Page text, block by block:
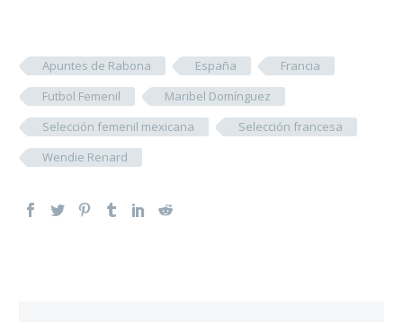
Apuntes de Rabona España
Francia
Futbol Femenil
Maribel Domínguez
Selección femenil mexicana
Selección francesa
Wendie Renard